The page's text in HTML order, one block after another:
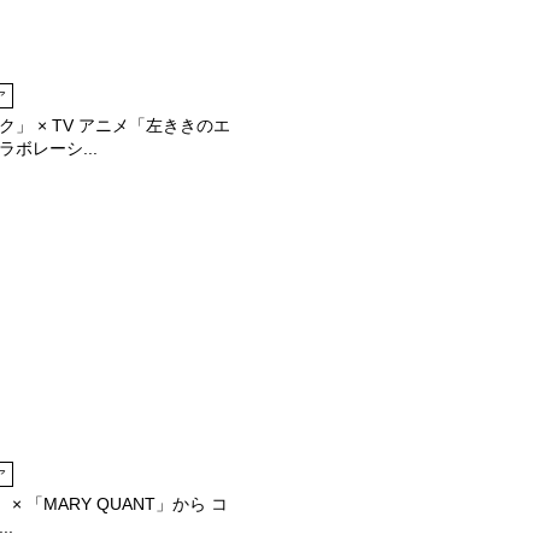
」 × TV アニメ「左ききのエ
ボレーシ...
× 「MARY QUANT」から コ